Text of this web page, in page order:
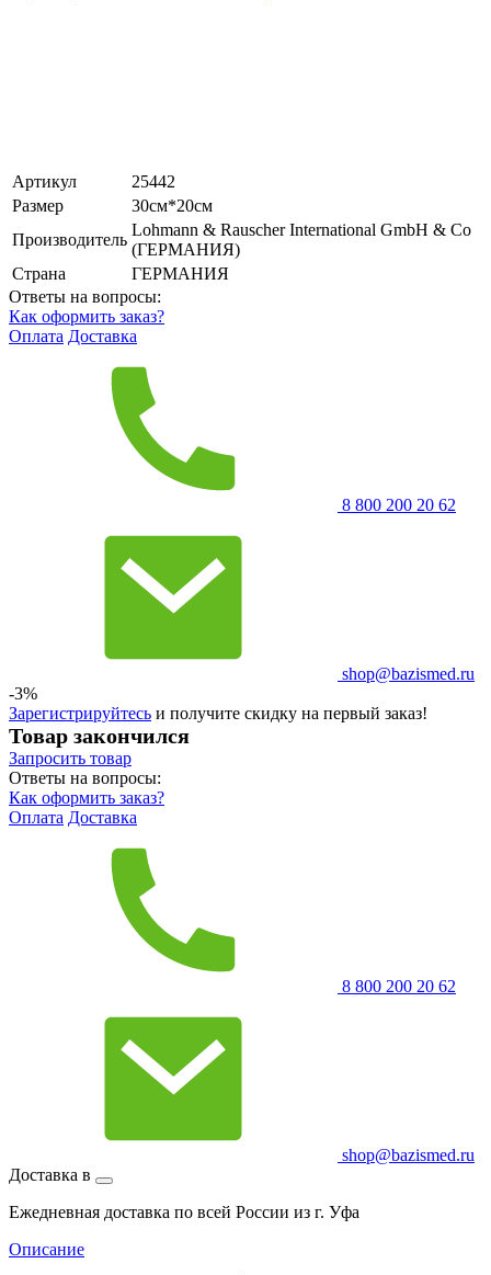
Артикул
25442
Размер
30см*20см
Производитель
Lohmann & Rauscher International GmbH & Co
(ГЕРМАНИЯ)
Страна
ГЕРМАНИЯ
Ответы на вопросы:
Как оформить заказ?
Оплата Доставка
8 800 200 20 62
shop@bazismed.ru
-3%
Зарегистрируйтесь и получите скидку на первый заказ!
Товар закончился
Запросить товар
Ответы на вопросы:
Как оформить заказ?
Оплата Доставка
8 800 200 20 62
shop@bazismed.ru
Доставка в
Ежедневная доставка по всей России из г. Уфа
Описание